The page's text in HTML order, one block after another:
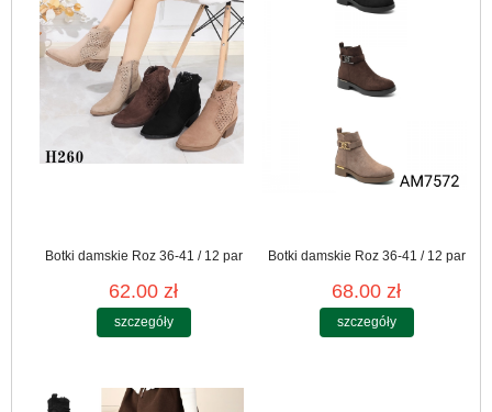
Botki damskie Roz 36-41 / 12 par
62.00 zł
szczegóły
Botki damskie Roz 36-41 / 12 par
68.00 zł
szczegóły